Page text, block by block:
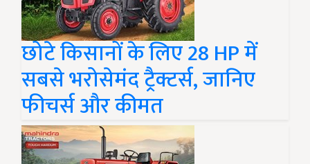
छोटे किसानों के लिए 28 HP में
सबसे भरोसेमंद ट्रैक्टर्स, जानिए
फीचर्स और कीमत